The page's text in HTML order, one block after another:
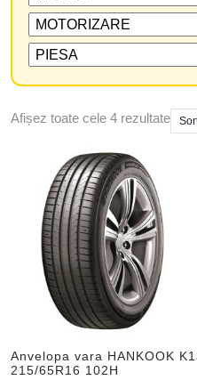
Afișez toate cele 4 rezultate
Anvelopa vara HANKOOK
215/65R16 102H